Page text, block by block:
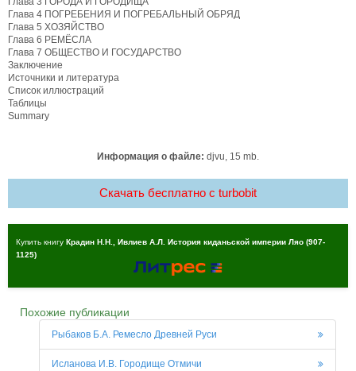
Глава 4 ПОГРЕБЕНИЯ И ПОГРЕБАЛЬНЫЙ ОБРЯД
Глава 5 ХОЗЯЙСТВО
Глава 6 РЕМЁСЛА
Глава 7 ОБЩЕСТВО И ГОСУДАРСТВО
Заключение
Источники и литература
Список иллюстраций
Таблицы
Summary
Информация о файле: djvu, 15 mb.
Скачать бесплатно c turbobit
Купить книгу Крадин Н.Н., Ивлиев А.Л. История киданьской империи Ляо (907-
1125)
Похожие публикации
Рыбаков Б.А. Ремесло Древней Руси
Исланова И.В. Городище Отмичи